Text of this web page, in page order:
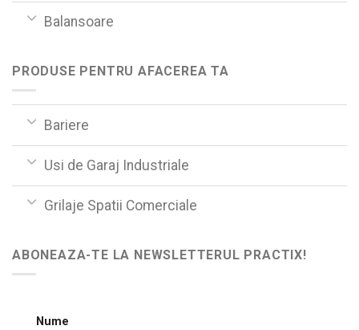
Balansoare
PRODUSE PENTRU AFACEREA TA
Bariere
Usi de Garaj Industriale
Grilaje Spatii Comerciale
ABONEAZA-TE LA NEWSLETTERUL PRACTIX!
Nume